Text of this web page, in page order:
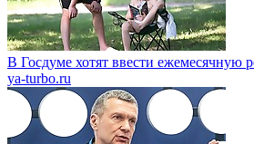
В Госдуме хотят ввести ежемесячную
ya-turbo.ru